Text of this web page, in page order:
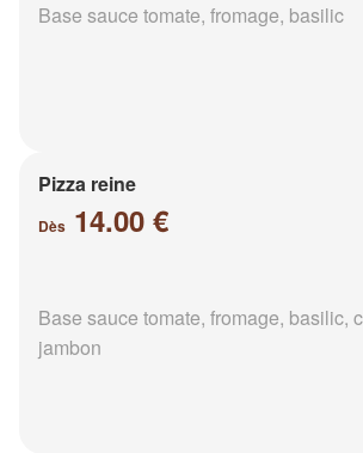
Base sauce tomate, fromage, basilic
Pizza reine
Dès 14.00 €
Base sauce tomate, fromage, basilic,
jambon